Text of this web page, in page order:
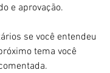
e aprovação.
se você entendeu
tema você